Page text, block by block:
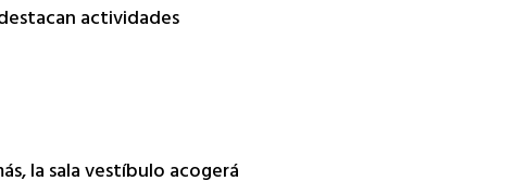
actividades
la sala vestíbulo acogerá